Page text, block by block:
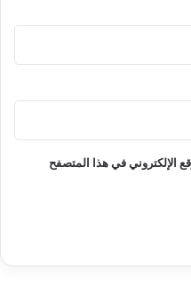
الإلكتروني في هذا المتصفح